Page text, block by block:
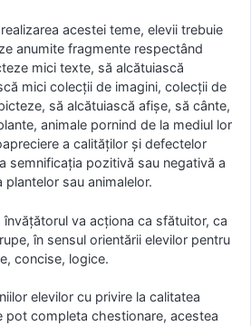
acestei teme, elevii trebuie
anumite fragmente respectând
mici texte, să alcătuiască
mici colecţii de imagini, colecţii de
să alcătuiască afişe, să cânte,
animale pornind de la mediul lor
a calităţilor şi defectelor
semnificaţia pozitivă sau negativă a
sau animalelor.
învăţătorul va acţiona ca sfătuitor, ca
în sensul orientării elevilor pentru
concise, logice.
elevilor cu privire la calitatea
pot completa chestionare, acestea